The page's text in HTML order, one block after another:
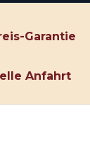
Garantie
Anfahrt